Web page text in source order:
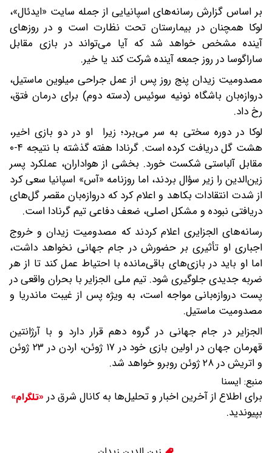
بر اساس گزارش رسانه‌های اسپانیایی از جمله سایت «ایدئال»،
لوکا همچنان در بیمارستان تحت نظارت است و در روزهای
آینده مشخص خواهد شد که آیا می‌تواند در بازی مقابل
ساراگوسا در روز جمعه آینده شرکت کند یا خیر.
مصدومیت زیدان پنج روز پس از عمل جراحی میلوین ماستیل،
دروازه‌بان باشگاه نونیه سوئیس (دسته دوم) برای درمان فتق،
رخ داد.
لوکا در دوره سختی به سر می‌برد؛ زیرا او در دو بازی اخیر،
هشت گل دریافت کرده است. گرنادا هفته گذشته با نتیجه ۴-۰
مقابل آلباستی شکست خورد. بخشی از هواداران، عملکرد پسر
زین‌الدین را زیر سؤال بردند، اما روزنامه «آس» اسپانیا سعی کرد
از شدت انتقادات بکاهد و اعلام کرد که دروازه‌بان مقصر گل‌های
دریافتی نبوده و مشکل اصلی، ضعف دفاعی تیم گرنادا است.
رسانه‌های الجزایری اعلام کردند که مصدومیت زیدان و خروج
اجباری او تأثیری بر حضورش در جام جهانی نخواهد داشت،
اما او باید در بازی‌های باقی‌مانده با احتیاط عمل کند تا از هر
ضربه جدیدی جلوگیری شود. تیم ملی الجزایر با بحران واقعی در
پست دروازه‌بانی مواجه است، به ویژه پس از غیبت ماندریا و
مصدومیت ماستیل.
الجزایر در جام جهانی در گروه دهم قرار دارد و با آرژانتین
قهرمان جهان در اولین بازی خود در ۱۷ ژوئن، اردن در ۲۳ ژوئن
و اتریش در ۲۸ ژوئن روبرو خواهد شد.
منبع: ايسنا
برای اطلاع از آخرین اخبار و تحلیل‌ها به کانال شرق در «تلگرام»
بپیوندید.